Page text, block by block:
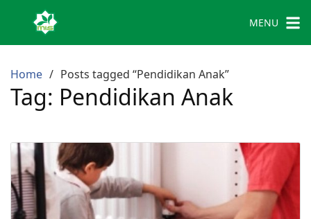
MENU
Home Posts tagged “Pendidikan Anak”
Tag: Pendidikan Anak